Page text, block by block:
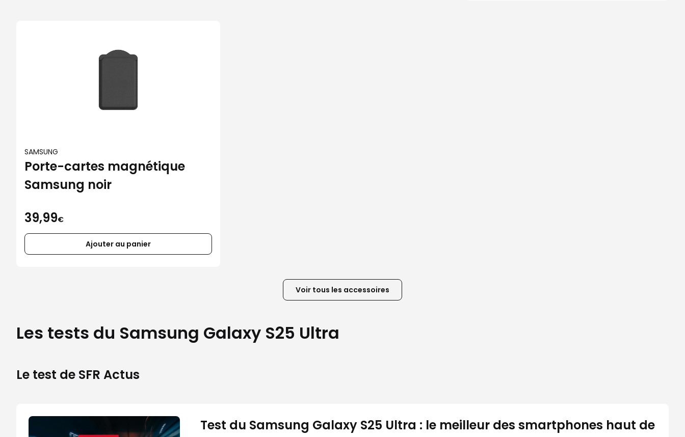
SAMSUNG
Porte-cartes magnétique
Samsung noir
39,99€
Ajouter au panier
Voir tous les accessoires
Les tests du Samsung Galaxy S25 Ultra
Le test de SFR Actus
Test du Samsung Galaxy S25 Ultra : le meilleur des smartphones haut de